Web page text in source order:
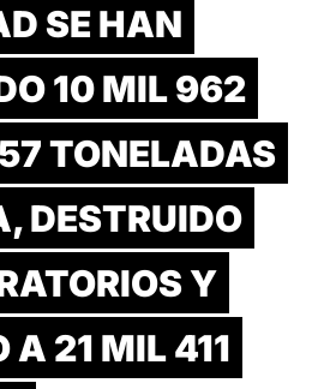
SE HAN
10 MIL 962
TONELADAS
DESTRUIDO
Y
A 21 MIL 411